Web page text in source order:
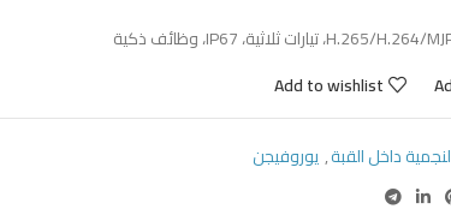
Add to wishlist
داخل القبة,يوروفيجن